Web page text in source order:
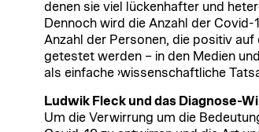
denen sie viel lückenhafter und
Dennoch wird die Anzahl der
Anzahl der Personen, die positiv
getestet werden – in den Medien
als einfache ›wissenschaftliche
Ludwik Fleck und das Diagnose-
Um die Verwirrung um die